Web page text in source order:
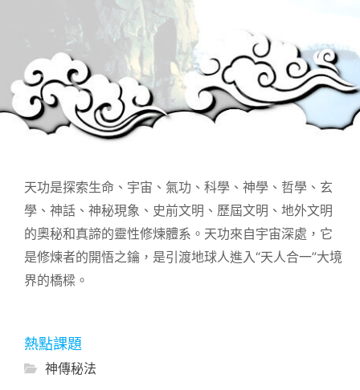
天功是探索生命、宇宙、氣功、科學、神學、哲學、玄
學、神話、神秘現象、史前文明、歷屆文明、地外文明
的奧秘和真諦的靈性修煉體系。天功來自宇宙深處，它
是修煉者的開悟之鑰，是引渡地球人進入“天人合一”大境
界的橋樑。
熱點課題
神傳秘法